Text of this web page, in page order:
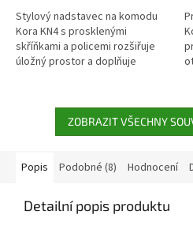
Stylový nadstavec na komodu
Kora KN4 s prosklenými
skříňkami a policemi rozšiřuje
úložný prostor a doplňuje
ZOBRAZIT VŠECHNY
Popis Podobné (8) Hodnocení
Detailní popis produktu